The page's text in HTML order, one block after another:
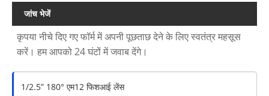
जांच भेजें
कृपया नीचे दिए गए फॉर्म में अपनी पूछताछ देने के लिए स्वतंत्र महसूस
करें। हम आपको 24 घंटों में जवाब देंगे।